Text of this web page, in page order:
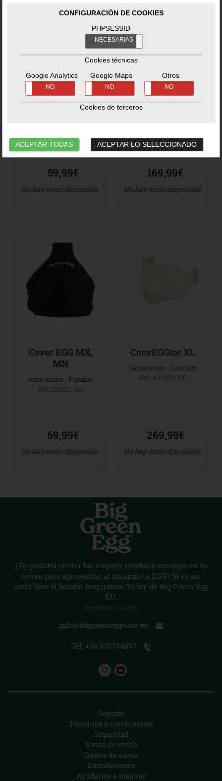
Half Cast Iron Grid
L
59,99€
No hay estoc disponible.
Cover Nest 2XL
Accesorios-Fundas
169,99€
No hay estoc disponible.
Cover EGG MX,
MN
Accesorios
Fundas
Ref. 126511_BG
69,99€
No hay estoc disponible.
ConvEGGtor XL
Accesorios
Cocción
Ref. 401052_BG
269,99€
No hay estoc disponible.
¿Te gustaría recibir las mejores recetas y consejos en tu
correo para aprovechar al máximo tu EGG? Si es así,
suscríbete al boletín Inspiration Today de Big Green Egg
EU.
Regístrate Aquí.
info@biggreeneggstore.es
Tel: +34 935744857
Soporte
Términos y condiciones
Seguridad
Zonas de envío
Gastos de envío
Devoluciones
Ayúdanos a mejorar
CONFIGURACIÓN DE COOKIES
PHPSESSID
NECESARIAS
Cookies técnicas
Google Analytics
NO
Google Maps
NO
Otros
NO
Cookies de terceros
ACEPTAR TODAS ACEPTAR LO SELECCIONADO